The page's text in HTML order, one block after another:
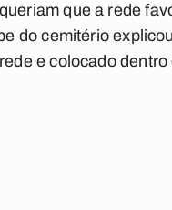
que a rede
do cemitério
e colocado dentro